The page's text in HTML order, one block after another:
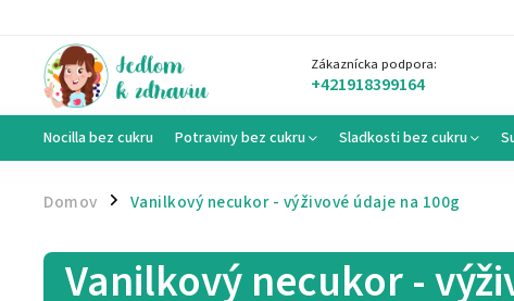
Zákaznícka podpora:
+421918399164
Nocilla bez cukru Potraviny bez cukru Sladkosti bez cukru
Domov / Vanilkový necukor - výživové údaje na 100g
Vanilkový necukor -